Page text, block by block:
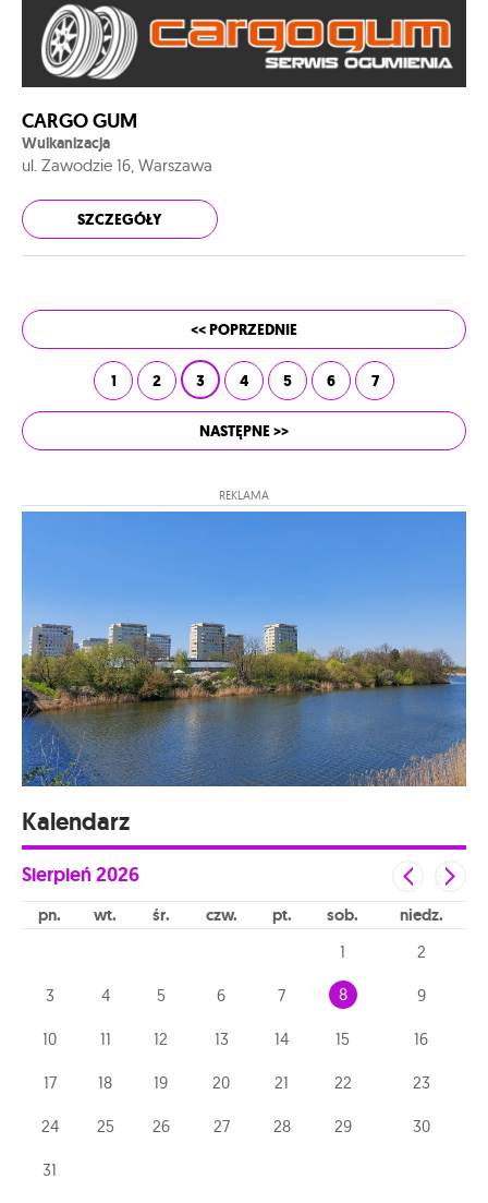
CARGO GUM
Wulkanizacja
ul. Zawodzie 16, Warszawa
SZCZEGÓŁY
<< POPRZEDNIE
1 2 3 4 5 6 7
NASTĘPNE >>
REKLAMA
Kalendarz
Sierpień2026
pn wt śr czw pt sob niedz
1 2
3 4 5 6 7 8 9
10 11 12 13 14 15 16
17 18 19 20 21 22 23
24 25 26 27 28 29 30
31